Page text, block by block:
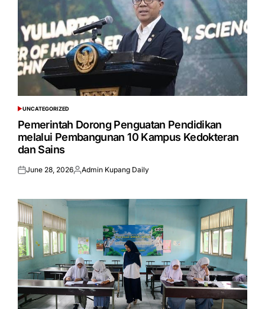
POSTED
IN
UNCATEGORIZED
Pemerintah Dorong Penguatan Pendidikan
melalui Pembangunan 10 Kampus Kedokteran
dan Sains
Posted
June 28, 2026Posted
Admin Kupang Daily